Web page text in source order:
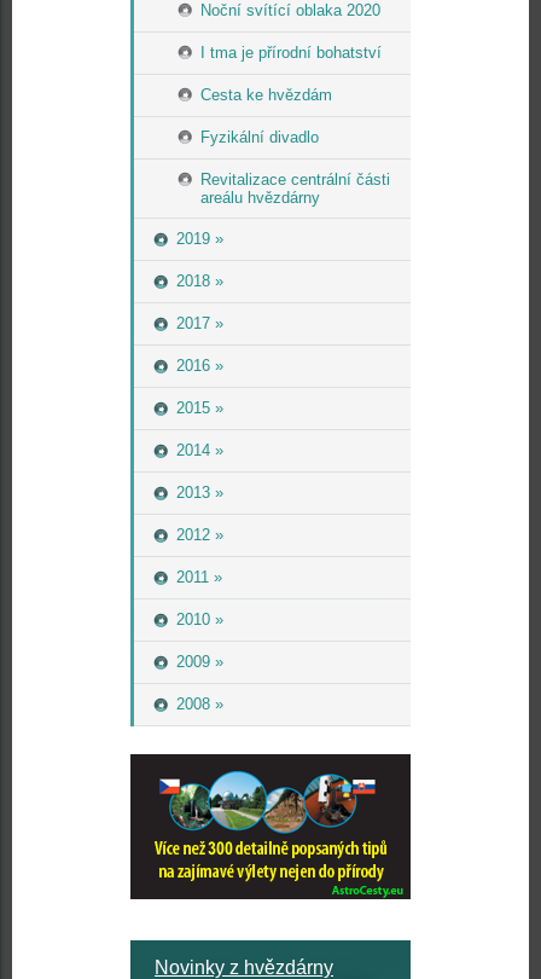
Noční svítící oblaka 2020
I tma je přírodní bohatství
Cesta ke hvězdám
Fyzikální divadlo
Revitalizace centrální části
areálu hvězdárny
2019 »
2018 »
2017 »
2016 »
2015 »
2014 »
2013 »
2012 »
2011 »
2010 »
2009 »
2008 »
Novinky z hvězdárny